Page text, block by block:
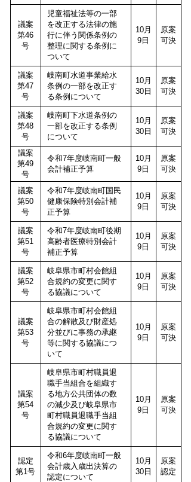
議案
第46
号
児童福祉法等の一部
を改正する法律の施
行に伴う関係条例の
整理に関する条例に
ついて
10月
9日
原案
可決
議案
第47
号
岐南町水道事業給水
条例の一部を改正す
る条例について
10月
30日
原案
可決
議案
第48
号
岐南町下水道条例の
一部を改正する条例
について
10月
30日
原案
可決
議案
第49
号
令和7年度岐南町一般
会計補正予算
10月
9日
原案
可決
議案
第50
号
令和7年度岐南町国民
健康保険特別会計補
正予算
10月
9日
原案
可決
議案
第51
号
令和7年度岐南町後期
高齢者医療特別会計
補正予算
10月
9日
原案
可決
議案
第52
号
岐阜県市町村会館組
合規約の変更に関す
る協議について
10月
9日
原案
可決
議案
第53
号
岐阜県市町村会館組
合の解散及び財産処
分並びに事務の承継
等に関する協議につ
いて
10月
9日
原案
可決
議案
第54
号
岐阜県市町村職員退
職手当組合を組織す
る地方公共団体の数
の減少及び岐阜県市
町村職員退職手当組
合規約の変更に関す
る協議について
10月
9日
原案
可決
認定
第1号
令和6年度岐南町一般
会計歳入歳出決算の
認定について
10月
30日
原案
認定